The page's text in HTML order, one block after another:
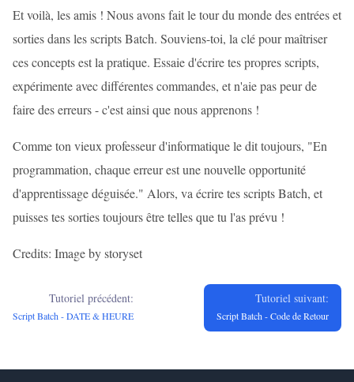
Et voilà, les amis ! Nous avons fait le tour du monde des entrées et
sorties dans les scripts Batch. Souviens-toi, la clé pour maîtriser
ces concepts est la pratique. Essaie d'écrire tes propres scripts,
expérimente avec différentes commandes, et n'aie pas peur de
faire des erreurs - c'est ainsi que nous apprenons !
Comme ton vieux professeur d'informatique le dit toujours, "En
programmation, chaque erreur est une nouvelle opportunité
d'apprentissage déguisée." Alors, va écrire tes scripts Batch, et
puisses tes sorties toujours être telles que tu l'as prévu !
Credits: Image by storyset
Tutoriel précédent:
Script Batch - DATE & HEURE
Tutoriel suivant:
Script Batch - Code de Retour